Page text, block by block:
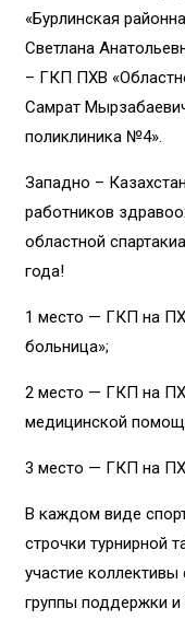
«Бурлинская
Светлана
– ГКП ПХВ
Самрат
поликлиника №4».
Западно –
работников
областной
года!
1 место — ГКП на
больница»;
2 место — ГКП на
медицинской
3 место — ГКП на
В каждом виде
строчки турнирной
участие
группы поддержки